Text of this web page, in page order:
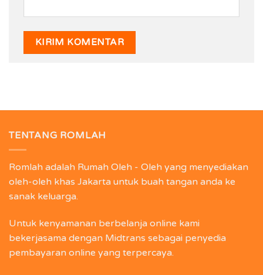
TENTANG ROMLAH
Romlah adalah Rumah Oleh - Oleh yang menyediakan
oleh-oleh khas Jakarta untuk buah tangan anda ke
sanak keluarga.
Untuk kenyamanan berbelanja online kami
bekerjasama dengan Midtrans sebagai penyedia
pembayaran online yang terpercaya.